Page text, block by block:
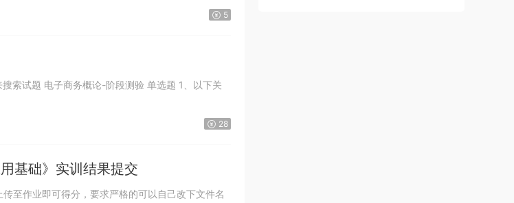
5
商务概论-阶段测验 单选题 1、以下关
28
基础》实训结果提交
至作业即可得分，要求严格的可以自己改下文件名